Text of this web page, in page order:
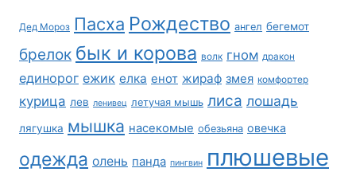
Дед Мороз Пасха Рождество ангел бегемот
брелок бык и корова волк гном дракон
единорог ежик елка енот жираф змея комфортер
курица лев ленивец летучая мышь лиса лошадь
лягушка мышка насекомые обезьяна овечка
одежда олень панда пингвин плюшевые